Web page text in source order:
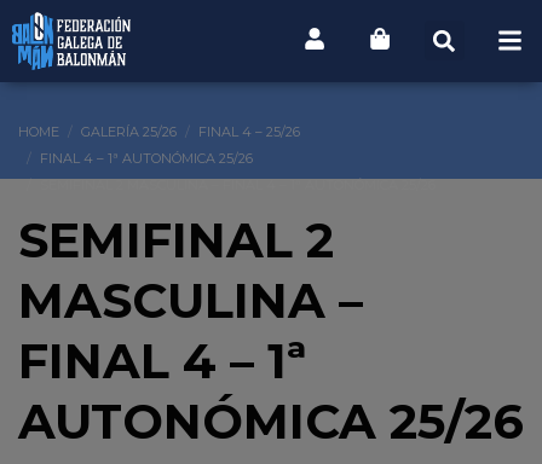
HOME GALERÍA 25/26
FINAL 4 – 25/26
FINAL 4 – 1ª AUTONÓMICA 25/26
SEMIFINAL 2
MASCULINA –
FINAL 4 – 1ª
AUTONÓMICA 25/26